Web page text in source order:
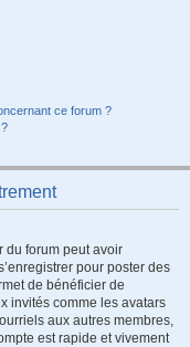
ce forum ?
du forum peut avoir
pour poster des
de bénéficier de
invités comme les avatars
aux autres membres,
est rapide et vivement